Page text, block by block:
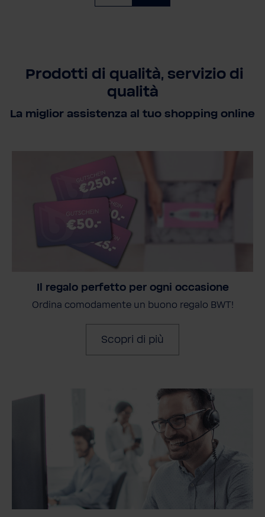
Prodotti di qualità, servizio di
qualità
La miglior assistenza al tuo shopping online
Il regalo perfetto per ogni occasione
Ordina comodamente un buono regalo BWT!
Scopri di più